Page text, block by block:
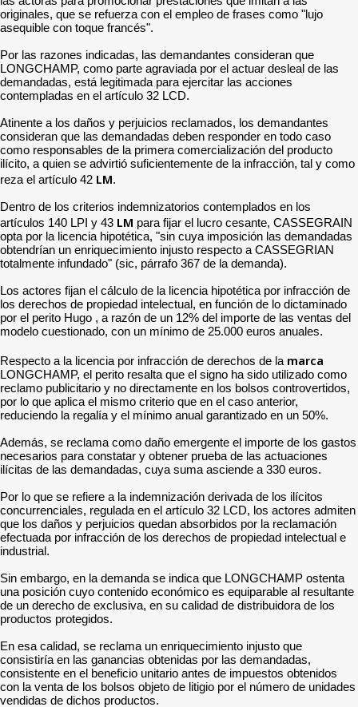
originales, que se refuerza con el empleo de frases como "lujo
asequible con toque francés".
Por las razones indicadas, las demandantes consideran que
LONGCHAMP, como parte agraviada por el actuar desleal de las
demandadas, está legitimada para ejercitar las acciones
contempladas en el artículo 32 LCD.
Atinente a los daños y perjuicios reclamados, los demandantes
consideran que las demandadas deben responder en todo caso
como responsables de la primera comercialización del producto
ilícito, a quien se advirtió suficientemente de la infracción, tal y como
reza el artículo 42 LM.
Dentro de los criterios indemnizatorios contemplados en los
artículos 140 LPI y 43 LM para fijar el lucro cesante, CASSEGRAIN
opta por la licencia hipotética, "sin cuya imposición las demandadas
obtendrían un enriquecimiento injusto respecto a CASSEGRIAN
totalmente infundado" (sic, párrafo 367 de la demanda).
Los actores fijan el cálculo de la licencia hipotética por infracción de
los derechos de propiedad intelectual, en función de lo dictaminado
por el perito Hugo , a razón de un 12% del importe de las ventas del
modelo cuestionado, con un mínimo de 25.000 euros anuales.
Respecto a la licencia por infracción de derechos de la marca
LONGCHAMP, el perito resalta que el signo ha sido utilizado como
reclamo publicitario y no directamente en los bolsos controvertidos,
por lo que aplica el mismo criterio que en el caso anterior,
reduciendo la regalía y el mínimo anual garantizado en un 50%.
Además, se reclama como daño emergente el importe de los gastos
necesarios para constatar y obtener prueba de las actuaciones
ilícitas de las demandadas, cuya suma asciende a 330 euros.
Por lo que se refiere a la indemnización derivada de los ilícitos
concurrenciales, regulada en el artículo 32 LCD, los actores admiten
que los daños y perjuicios quedan absorbidos por la reclamación
efectuada por infracción de los derechos de propiedad intelectual e
industrial.
Sin embargo, en la demanda se indica que LONGCHAMP ostenta
una posición cuyo contenido económico es equiparable al resultante
de un derecho de exclusiva, en su calidad de distribuidora de los
productos protegidos.
En esa calidad, se reclama un enriquecimiento injusto que
consistiría en las ganancias obtenidas por las demandadas,
consistente en el beneficio unitario antes de impuestos obtenidos
con la venta de los bolsos objeto de litigio por el número de unidades
vendidas de dichos productos.